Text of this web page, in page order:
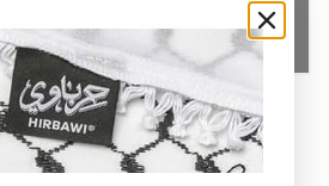
de emergencia
a los hospitales